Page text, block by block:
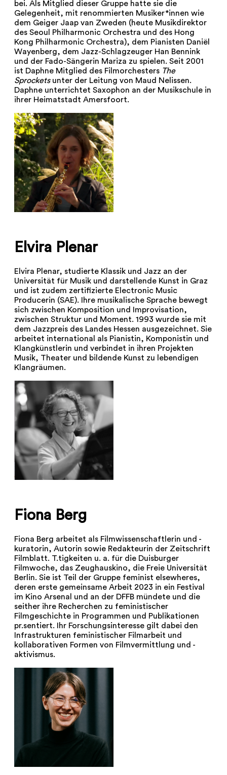
bei. Als Mitglied dieser Gruppe hatte sie die
Gelegenheit, mit renommierten Musiker*innen wie
dem Geiger Jaap van Zweden (heute Musikdirektor
des Seoul Philharmonic Orchestra und des Hong
Kong Philharmonic Orchestra), dem Pianisten Daniël
Wayenberg, dem Jazz-Schlagzeuger Han Bennink
und der Fado-Sängerin Mariza zu spielen. Seit 2001
ist Daphne Mitglied des Filmorchesters The
Sprockets unter der Leitung von Maud Nelissen.
Daphne unterrichtet Saxophon an der Musikschule in
ihrer Heimatstadt Amersfoort.
Elvira Plenar
Elvira Plenar, studierte Klassik und Jazz an der
Universität für Musik und darstellende Kunst in Graz
und ist zudem zertifizierte Electronic Music
Producerin (SAE). Ihre musikalische Sprache bewegt
sich zwischen Komposition und Improvisation,
zwischen Struktur und Moment. 1993 wurde sie mit
dem Jazzpreis des Landes Hessen ausgezeichnet. Sie
arbeitet international als Pianistin, Komponistin und
Klangkünstlerin und verbindet in ihren Projekten
Musik, Theater und bildende Kunst zu lebendigen
Klangräumen.
Fiona Berg
Fiona Berg arbeitet als Filmwissenschaftlerin und -
kuratorin, Autorin sowie Redakteurin der Zeitschrift
Filmblatt. T.tigkeiten u. a. für die Duisburger
Filmwoche, das Zeughauskino, die Freie Universität
Berlin. Sie ist Teil der Gruppe feminist elsewheres,
deren erste gemeinsame Arbeit 2023 in ein Festival
im Kino Arsenal und an der DFFB mündete und die
seither ihre Recherchen zu feministischer
Filmgeschichte in Programmen und Publikationen
pr.sentiert. Ihr Forschungsinteresse gilt dabei den
Infrastrukturen feministischer Filmarbeit und
kollaborativen Formen von Filmvermittlung und -
aktivismus.